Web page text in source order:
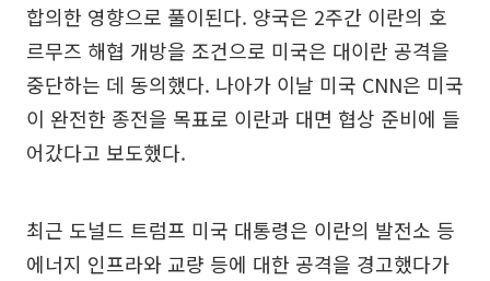
합의한 영향으로 풀이된다. 양국은 2주간 이란의 호
르무즈 해협 개방을 조건으로 미국은 대이란 공격을
중단하는 데 동의했다. 나아가 이날 미국 CNN은 미국
이 완전한 종전을 목표로 이란과 대면 협상 준비에 들
어갔다고 보도했다.
최근 도널드 트럼프 미국 대통령은 이란의 발전소 등
에너지 인프라와 교량 등에 대한 공격을 경고했다가